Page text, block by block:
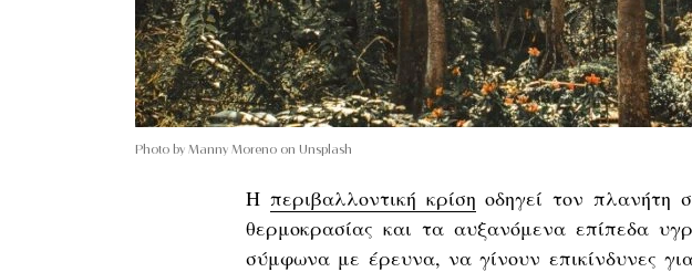
Photo by Manny Moreno on Unsplash
Η περιβαλλοντική κρίση οδηγεί τον πλανήτη
θερμοκρασίας και τα αυξανόμενα επίπεδα
σύμφωνα με έρευνα, να γίνουν επικίνδυνες